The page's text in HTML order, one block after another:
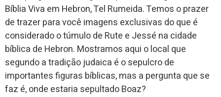
Bíblia Viva em Hebron, Tel Rumeida. Temos o prazer
de trazer para você imagens exclusivas do que é
considerado o túmulo de Rute e Jessé na cidade
bíblica de Hebron. Mostramos aqui o local que
segundo a tradição judaica é o sepulcro de
importantes figuras bíblicas, mas a pergunta que se
faz é, onde estaria sepultado Boaz?